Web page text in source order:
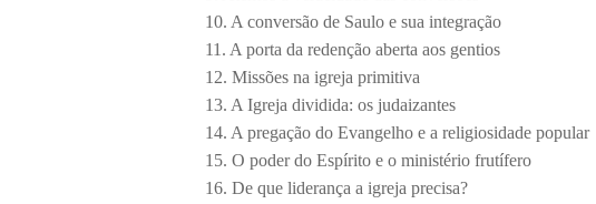
10. A conversão de Saulo e sua integração
11. A porta da redenção aberta aos gentios
12. Missões na igreja primitiva
13. A Igreja dividida: os judaizantes
14. A pregação do Evangelho e a religiosidade popular
15. O poder do Espírito e o ministério frutífero
16. De que liderança a igreja precisa?